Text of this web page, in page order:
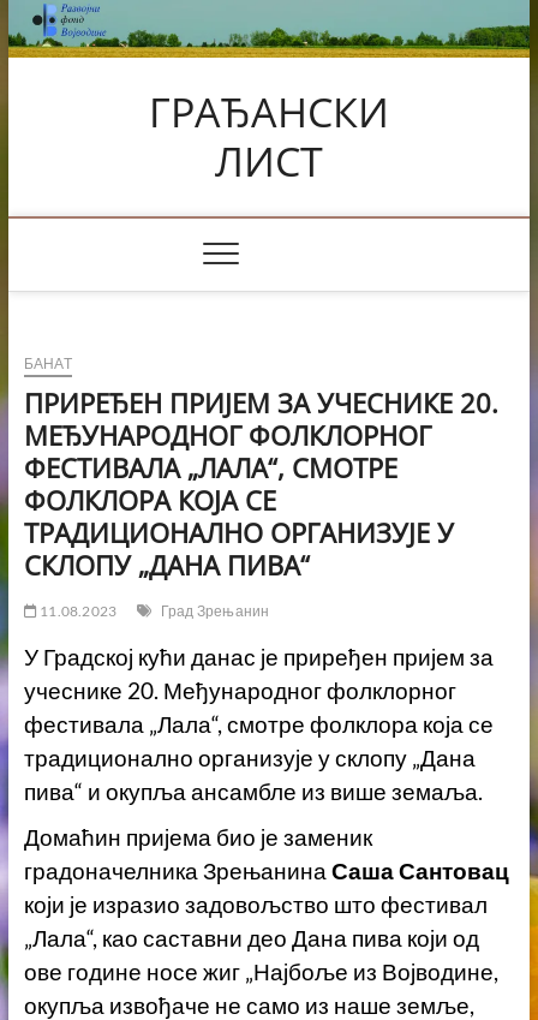
Skip
to
content
ГРАЂАНСКИ
ЛИСТ
БАНАТ
ПРИРЕЂЕН ПРИЈЕМ ЗА УЧЕСНИКЕ 20.
МЕЂУНАРОДНОГ ФОЛКЛОРНОГ
ФЕСТИВАЛА „ЛАЛА“, СМОТРЕ
ФОЛКЛОРА КОЈА СЕ
ТРАДИЦИОНАЛНО ОРГАНИЗУЈЕ У
СКЛОПУ „ДАНА ПИВА“
11.08.2023 Град Зрењанин
У Градској кући данас је приређен пријем за
учеснике 20. Међународног фолклорног
фестивала „Лала“, смотре фолклора која се
традиционално организује у склопу „Дана
пива“ и окупља ансамбле из више земаља.
Домаћин пријема био је заменик
градоначелника Зрењанина Саша Сантовац
који је изразио задовољство што фестивал
„Лала“, као саставни део Дана пива који од
ове године носе жиг „Најбоље из Војводине,
окупља извођаче не само из наше земље,